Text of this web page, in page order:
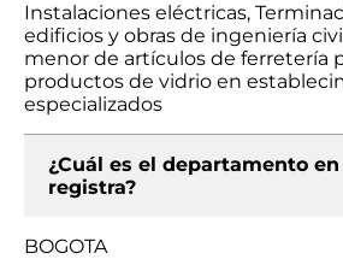
Instalaciones eléctricas,
edificios y obras de ingeniería
menor de artículos de ferretería
productos de vidrio en
especializados
¿Cuál es el departamento
registra?
BOGOTA